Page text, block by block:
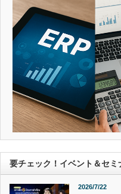
要チェック！イベント＆セミ
2026/7/22